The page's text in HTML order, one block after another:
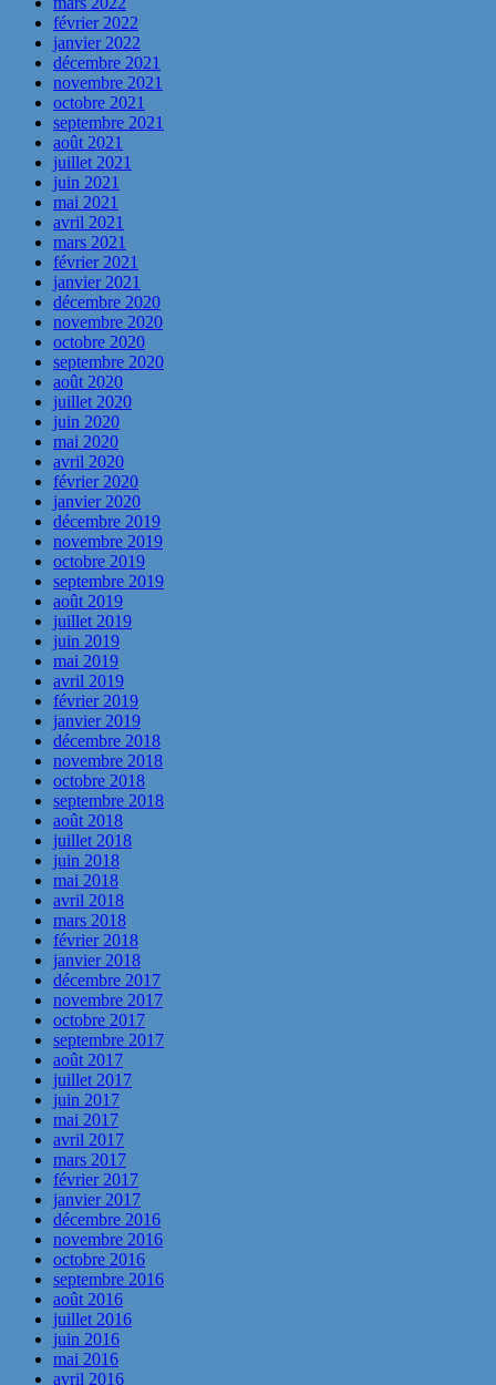
février 2022
janvier 2022
décembre 2021
novembre 2021
octobre 2021
septembre 2021
août 2021
juillet 2021
juin 2021
mai 2021
avril 2021
mars 2021
février 2021
janvier 2021
décembre 2020
novembre 2020
octobre 2020
septembre 2020
août 2020
juillet 2020
juin 2020
mai 2020
avril 2020
février 2020
janvier 2020
décembre 2019
novembre 2019
octobre 2019
septembre 2019
août 2019
juillet 2019
juin 2019
mai 2019
avril 2019
février 2019
janvier 2019
décembre 2018
novembre 2018
octobre 2018
septembre 2018
août 2018
juillet 2018
juin 2018
mai 2018
avril 2018
mars 2018
février 2018
janvier 2018
décembre 2017
novembre 2017
octobre 2017
septembre 2017
août 2017
juillet 2017
juin 2017
mai 2017
avril 2017
mars 2017
février 2017
janvier 2017
décembre 2016
novembre 2016
octobre 2016
septembre 2016
août 2016
juillet 2016
juin 2016
mai 2016
avril 2016